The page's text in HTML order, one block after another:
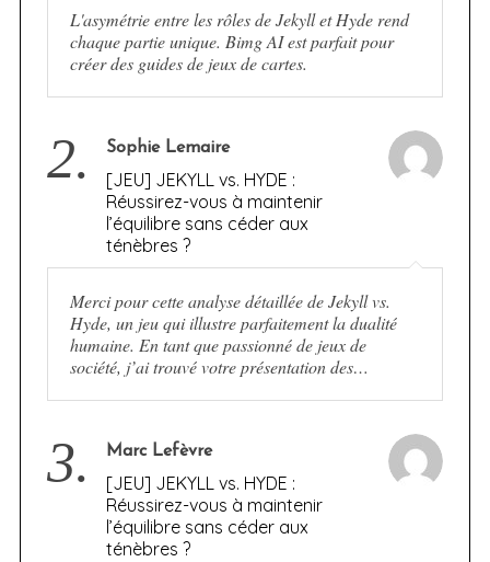
L'asymétrie entre les rôles de Jekyll et Hyde rend
chaque partie unique. Bimg AI est parfait pour
créer des guides de jeux de cartes.
2. Sophie Lemaire
[JEU] JEKYLL vs. HYDE :
Réussirez-vous à maintenir
l’équilibre sans céder aux
ténèbres ?
Merci pour cette analyse détaillée de Jekyll vs.
Hyde, un jeu qui illustre parfaitement la dualité
humaine. En tant que passionné de jeux de
société, j’ai trouvé votre présentation des…
3. Marc Lefèvre
[JEU] JEKYLL vs. HYDE :
Réussirez-vous à maintenir
l’équilibre sans céder aux
ténèbres ?